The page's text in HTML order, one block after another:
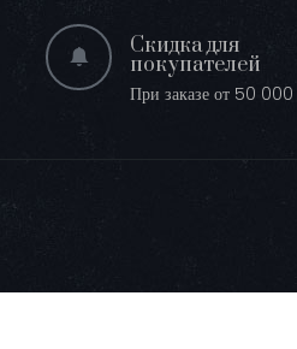
Скидка для
покупателей
При заказе от 50 000